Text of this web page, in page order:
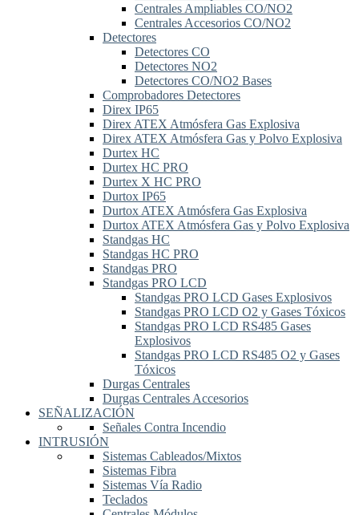
Centrales Ampliables CO/NO2
Centrales Accesorios CO/NO2
Detectores
Detectores CO
Detectores NO2
Detectores CO/NO2 Bases
Comprobadores Detectores
Direx IP65
Direx ATEX Atmósfera Gas Explosiva
Direx ATEX Atmósfera Gas y Polvo Explosiva
Durtex HC
Durtex HC PRO
Durtex X HC PRO
Durtox IP65
Durtox ATEX Atmósfera Gas Explosiva
Durtox ATEX Atmósfera Gas y Polvo Explosiva
Standgas HC
Standgas HC PRO
Standgas PRO
Standgas PRO LCD
Standgas PRO LCD Gases Explosivos
Standgas PRO LCD O2 y Gases Tóxicos
Standgas PRO LCD RS485 Gases
Explosivos
Standgas PRO LCD RS485 O2 y Gases
Tóxicos
Durgas Centrales
Durgas Centrales Accesorios
SEÑALIZACIÓN
Señales Contra Incendio
INTRUSIÓN
Sistemas Cableados/Mixtos
Sistemas Fibra
Sistemas Vía Radio
Teclados